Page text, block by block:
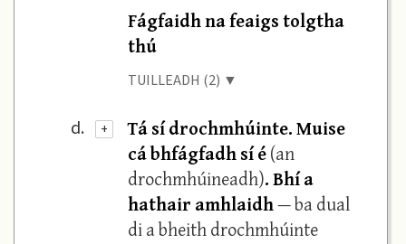
Fágfaidh na feaigs tolgtha
thú
TUILLEADH (2) ▼
d. +
Tá sí drochmhúinte. Muise
cá bhfágfadh sí é(an
drochmhúineadh). Bhí a
hathair amhlaidh— ba dual
di a bheith drochmhúinte